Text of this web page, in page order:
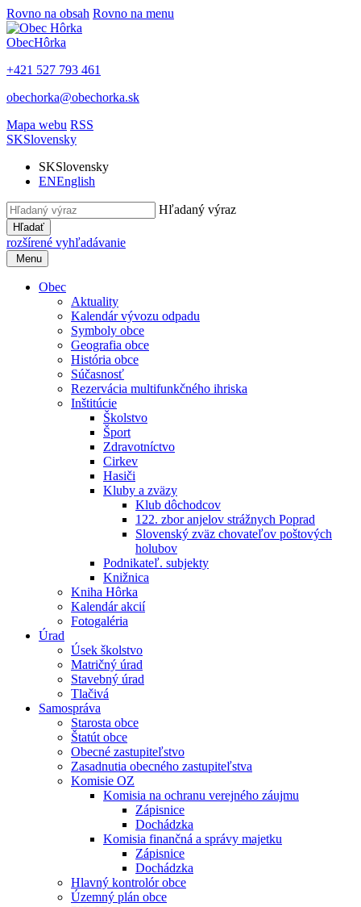
Rovno na obsah Rovno na menu
ObecHôrka
+421 527 793 461
obechorka@obechorka.sk
Mapa webu RSS
SKSlovensky
SKSlovensky
ENEnglish
Hľadaný výraz
Hľadať
rozšírené vyhľadávanie
Menu
Obec
Aktuality
Kalendár vývozu odpadu
Symboly obce
Geografia obce
História obce
Súčasnosť
Rezervácia multifunkčného ihriska
Inštitúcie
Školstvo
Šport
Zdravotníctvo
Cirkev
Hasiči
Kluby a zväzy
Klub dôchodcov
122. zbor anjelov strážnych Poprad
Slovenský zväz chovateľov poštových
holubov
Podnikateľ. subjekty
Knižnica
Kniha Hôrka
Kalendár akcií
Fotogaléria
Úrad
Úsek školstvo
Matričný úrad
Stavebný úrad
Tlačivá
Samospráva
Starosta obce
Štatút obce
Obecné zastupiteľstvo
Zasadnutia obecného zastupiteľstva
Komisie OZ
Komisia na ochranu verejného záujmu
Zápisnice
Dochádzka
Komisia finančná a správy majetku
Zápisnice
Dochádzka
Hlavný kontrolór obce
Územný plán obce